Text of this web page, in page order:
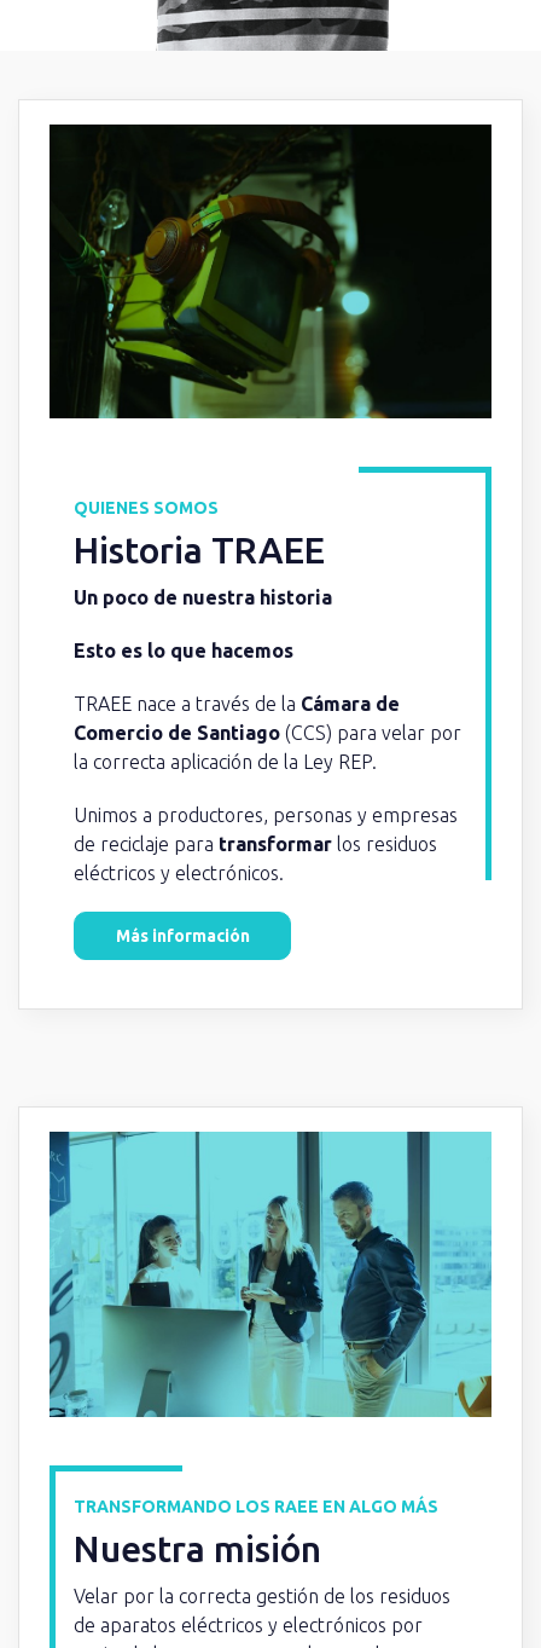
QUIENES SOMOS
Historia TRAEE
Un poco de nuestra historia
Esto es lo que hacemos
TRAEE nace a través de la Cámara de
Comercio de Santiago (CCS) para velar por
la correcta aplicación de la Ley REP. ​
Unimos a productores, personas y empresas
de reciclaje para transformar los residuos
eléctricos y electrónicos.
Más información
TRANSFORMANDO LOS RAEE EN ALGO MÁS
Nuestra misión
Velar por la correcta gestión de los residuos
de aparatos eléctricos y electrónicos por